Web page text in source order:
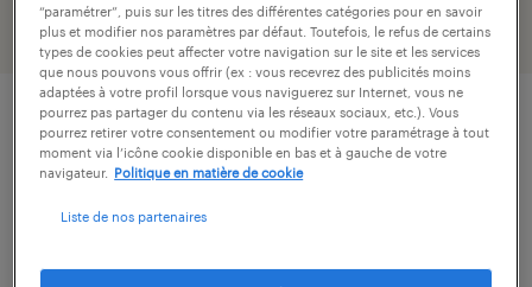
description.
descriptif du poste
“paramétrer”, puis sur les titres des différentes catégories pour en savoir
plus et modifier nos paramètres par défaut. Toutefois, le refus de certains
types de cookies peut affecter votre navigation sur le site et les services
que nous pouvons vous offrir (ex : vous recevrez des publicités moins
adaptées à votre profil lorsque vous naviguerez sur Internet, vous ne
pourrez pas partager du contenu via les réseaux sociaux, etc.). Vous
pourrez retirer votre consentement ou modifier votre paramétrage à tout
moment via l’icône cookie disponible en bas et à gauche de votre
navigateur.
Politique en matière de cookie
Liste de nos partenaires